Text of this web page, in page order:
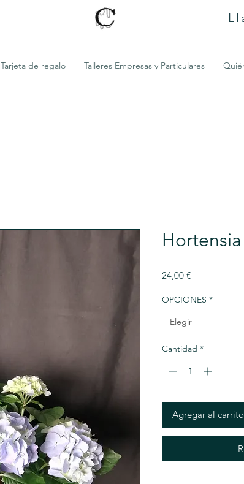
Tarjeta de regalo Talleres Empresas y Particulares
24,00 €Precio
OPCIONES *
Elegir
Cantidad *
Agregar al carrito